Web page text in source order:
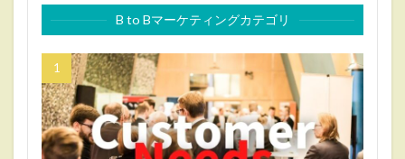
B to Bマーケティングカテゴリ